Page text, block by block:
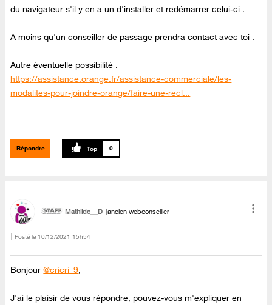
du navigateur s'il y en a un d'installer et redémarrer celui-ci .
A moins qu'un conseiller de passage prendra contact avec toi .
Autre éventuelle possibilité .
https://assistance.orange.fr/assistance-commerciale/les-
modalites-pour-joindre-orange/faire-une-recl...
Répondre 0
Mathilde__D ancien webconseiller
Posté le ‎10/12/2021 15h54
Bonjour@cricri_9,
J'ai le plaisir de vous répondre, pouvez-vous m'expliquer en